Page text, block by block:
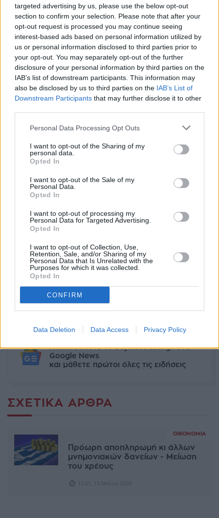
targeted advertising by us, please use the below opt-out
section to confirm your selection. Please note that after your
opt-out request is processed you may continue seeing
interest-based ads based on personal information utilized by
us or personal information disclosed to third parties prior to
your opt-out. You may separately opt-out of the further
disclosure of your personal information by third parties on the
IAB’s list of downstream participants. This information may
also be disclosed by us to third parties on the IAB’s List of
Downstream Participants that may further disclose it to other
Personal Data Processing Opt Outs
I want to opt-out of the Sharing of my
personal data.
Opted In
I want to opt-out of the Sale of my
Personal Data.
Opted In
I want to opt-out of processing my
Personal Data for Targeted Advertising.
Opted In
I want to opt-out of Collection, Use,
Retention, Sale, and/or Sharing of my
Personal Data that Is Unrelated with the
Purposes for which it was collected.
Opted In
CONFIRM
Data Deletion Data Access Privacy Policy
(Ιούνιο και Σεπτέμβριο), ανεβάζοντας το επιτόκιο
καταθέσεων στο 2,5%.
2027: Καθώς οι επιπτώσεις της ενέργειας θα
εξασθενούν και η ανάπτυξη θα επιβραδύνεται,
προβλέπονται δύο μειώσεις επιτοκίων, με
επιστροφή στο 2,0%.
Ετικέτες Morgan Stanley Ελλάδα
Οικονομία
ΑΝΑΠΤΥΞΗ
facebook tweet
Ακολουθήστε το Sofokleousin.gr στο
Google News
και μάθετε πρώτοι όλες τις ειδήσεις
ΣΧΕΤΙΚΆ ΆΡΘΡΑ
ΟΙΚΟΝΟΜΊΑ
Πρόωρη αποπληρωμή κι άλλων
μνημονιακών δανείων - Μείωση
του χρέους